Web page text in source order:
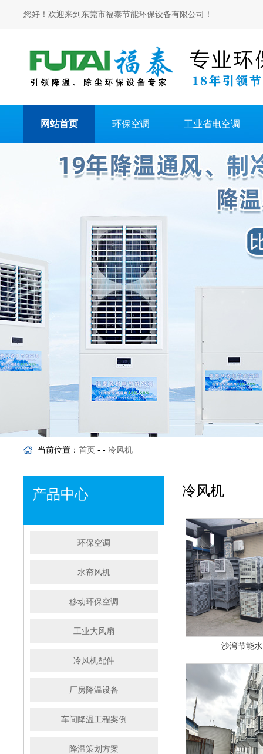
您好！欢迎来到东莞市福泰节能环保设备有限公司！
网站首页 环保空调 工业省电空调
当前位置： 首页 - - 冷风机
产品中心
环保空调
水帘风机
移动环保空调
工业大风扇
冷风机配件
厂房降温设备
车间降温工程案例
降温策划方案
冷风机
沙湾节能